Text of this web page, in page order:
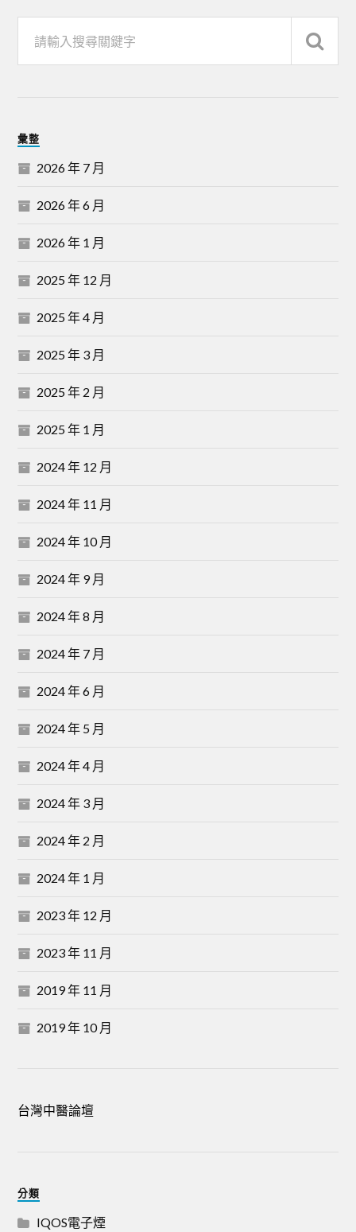
彙整
2026 年 7 月
2026 年 6 月
2026 年 1 月
2025 年 12 月
2025 年 4 月
2025 年 3 月
2025 年 2 月
2025 年 1 月
2024 年 12 月
2024 年 11 月
2024 年 10 月
2024 年 9 月
2024 年 8 月
2024 年 7 月
2024 年 6 月
2024 年 5 月
2024 年 4 月
2024 年 3 月
2024 年 2 月
2024 年 1 月
2023 年 12 月
2023 年 11 月
2019 年 11 月
2019 年 10 月
台灣中醫論壇
分類
IQOS電子煙